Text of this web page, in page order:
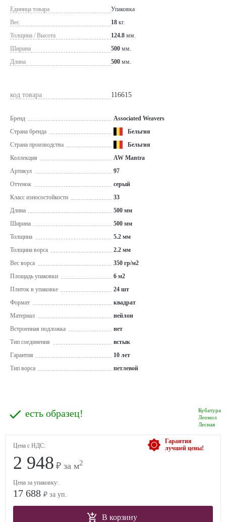
Единица товара
Упаковка
Вес
18 кг.
Толщина / Высота
124.8 мм.
Ширина
500 мм.
Длина
500 мм.
код товара 116615
Бренд
Associated Weavers
Страна бренда
Бельгия
Страна производства
Бельгия
Коллекция
AW Mantra
Артикул
97
Оттенок
серый
Класс износостойкости
33
Длина
500 мм
Ширина
500 мм
Толщина
5.2 мм
Толщина ворса
2.2 мм
Вес ворса
350 гр/м2
Площадь упаковки
6 м2
Плиток в упаковке
24 шт
Формат
квадрат
Материал
нейлон
Встроенная подложка
нет
Тип соединения
встык
Гарантия
10 лет
Тип ворса
петлевой
Кубатура
Леомол
Лесная
есть образец!
Гарантия
лучшей цены!
Цена с НДС:
2 948 ₽ за м2
Цена за упаковку:
17 688 ₽ за уп.
В корзину